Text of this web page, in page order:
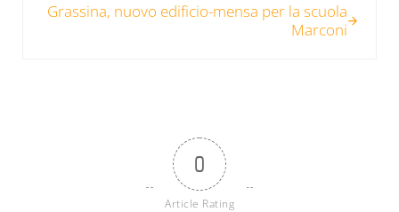
Grassina, nuovo edificio-mensa per la scuola
Marconi
0
Article Rating